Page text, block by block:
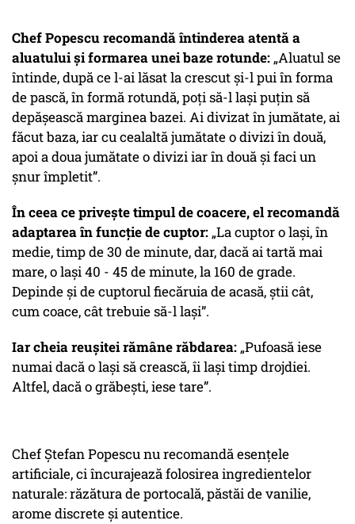
Chef Popescu recomandă întinderea atentă a
aluatului și formarea unei baze rotunde: „Aluatul se
întinde, după ce l-ai lăsat la crescut și-l pui în forma
de pască, în formă rotundă, poți să-l lași puțin să
depășească marginea bazei. Ai divizat în jumătate, ai
făcut baza, iar cu cealaltă jumătate o divizi în două,
apoi a doua jumătate o divizi iar în două și faci un
șnur împletit”.
În ceea ce privește timpul de coacere, el recomandă
adaptarea în funcție de cuptor: „La cuptor o lași, în
medie, timp de 30 de minute, dar, dacă ai tartă mai
mare, o lași 40 - 45 de minute, la 160 de grade.
Depinde și de cuptorul fiecăruia de acasă, știi cât,
cum coace, cât trebuie să-l lași”.
Iar cheia reușitei rămâne răbdarea: „Pufoasă iese
numai dacă o lași să crească, îi lași timp drojdiei.
Altfel, dacă o grăbești, iese tare”.
Chef Ștefan Popescu nu recomandă esențele
artificiale, ci încurajează folosirea ingredientelor
naturale: răzătura de portocală, păstăi de vanilie,
arome discrete și autentice.